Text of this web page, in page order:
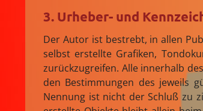
3. Urheber- und
Der Autor ist bestrebt, in allen
selbst erstellte Grafiken,
zurückzugreifen. Alle innerhalb
den Bestimmungen des jeweils
Nennung ist nicht der Schluß zu